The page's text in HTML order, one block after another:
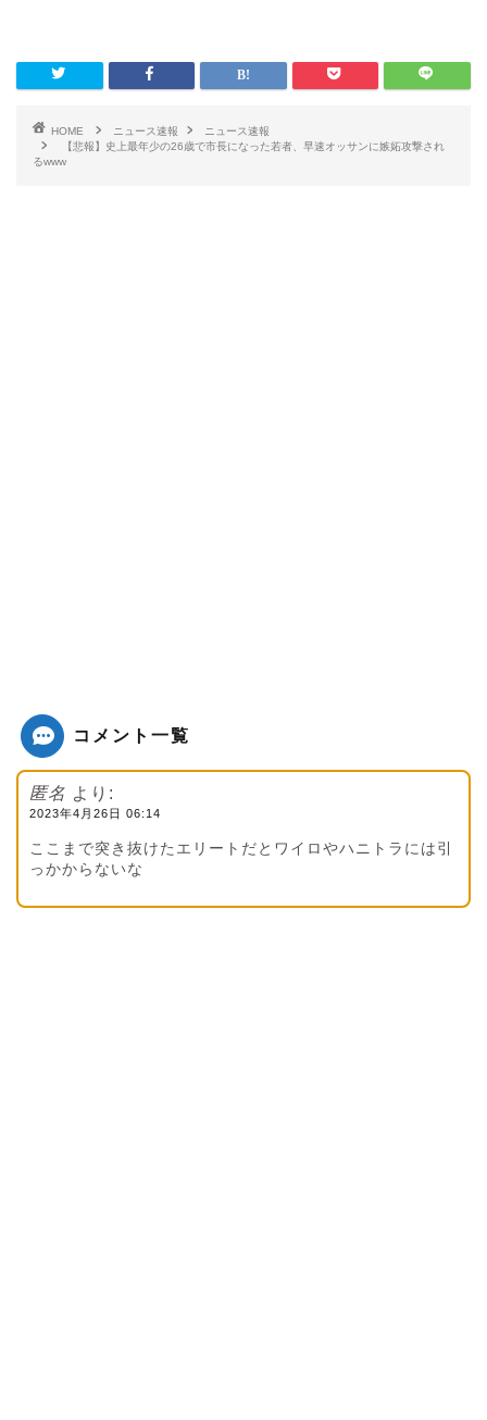
HOME ニュース速報
ニュース速報
【悲報】史上最年少の26歳で市長になった若者、早速オッサンに嫉妬攻撃され
るwww
コメント一覧
匿名 より:
2023年4月26日 06:14
ここまで突き抜けたエリートだとワイロやハニトラには引
っかからないな